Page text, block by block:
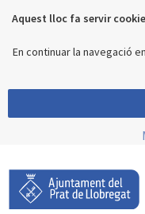
Aquest lloc fa servir
En continuar la navegació